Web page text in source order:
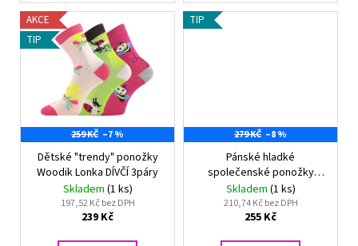
AKCE
TIP
259 KČ –7 %
Dětské "trendy" ponožky
Woodik Lonka DÍVČÍ 3páry
Skladem (1 ks)
197,52 Kč bez DPH
239 Kč
TIP
279 KČ –8 %
Pánské hladké
společenské ponožky
Lonka DASILVER
Skladem (1 ks)
210,74 Kč bez DPH
255 Kč
r
u